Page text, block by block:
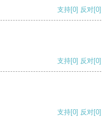
支持[0] 反对[0]
支持[0] 反对[0]
支持[0] 反对[0]